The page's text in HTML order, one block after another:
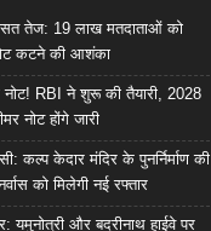
तेज: 19 लाख मतदाताओं को
कटने की आशंका
RBI ने शुरू की तैयारी, 2028
नोट होंगे जारी
कल्प केदार मंदिर के पुनर्निर्माण की
को मिलेगी नई रफ्तार
यमुनोत्री और बदरीनाथ हाईवे पर